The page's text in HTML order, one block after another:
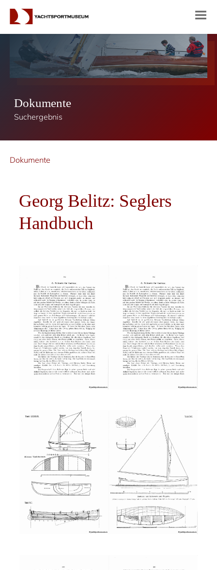
Dokumente
Suchergebnis
Dokumente
Georg Belitz: Seglers
Handbuch